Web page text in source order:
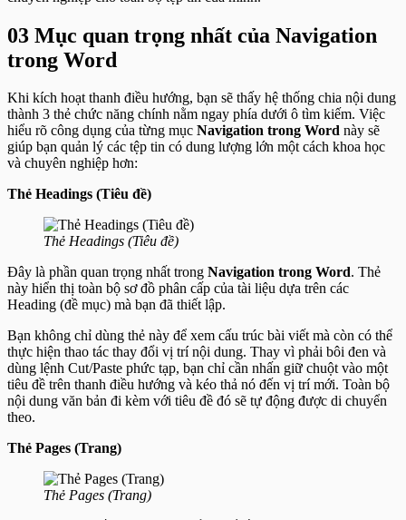
03 Mục quan trọng nhất của Navigation
trong Word
Khi kích hoạt thanh điều hướng, bạn sẽ thấy hệ thống chia nội dung
thành 3 thẻ chức năng chính nằm ngay phía dưới ô tìm kiếm. Việc
hiểu rõ công dụng của từng mục Navigation trong Word này sẽ
giúp bạn quản lý các tệp tin có dung lượng lớn một cách khoa học
và chuyên nghiệp hơn:
Thẻ Headings (Tiêu đề)
Thẻ Headings (Tiêu đề)
Đây là phần quan trọng nhất trong Navigation trong Word. Thẻ
này hiển thị toàn bộ sơ đồ phân cấp của tài liệu dựa trên các
Heading (đề mục) mà bạn đã thiết lập.
Bạn không chỉ dùng thẻ này để xem cấu trúc bài viết mà còn có thể
thực hiện thao tác thay đổi vị trí nội dung. Thay vì phải bôi đen và
dùng lệnh Cut/Paste phức tạp, bạn chỉ cần nhấn giữ chuột vào một
tiêu đề trên thanh điều hướng và kéo thả nó đến vị trí mới. Toàn bộ
nội dung văn bản đi kèm với tiêu đề đó sẽ tự động được di chuyển
theo.
Thẻ Pages (Trang)
Thẻ Pages (Trang)